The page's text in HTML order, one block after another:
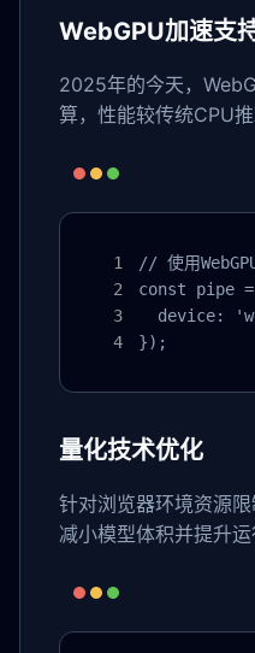
WebGPU加速支
2025年的今天，
算，性能较传统CPU
// 使用
const pipe
device:
});
量化技术优化
针对浏览器环境资源限
减小模型体积并提升运